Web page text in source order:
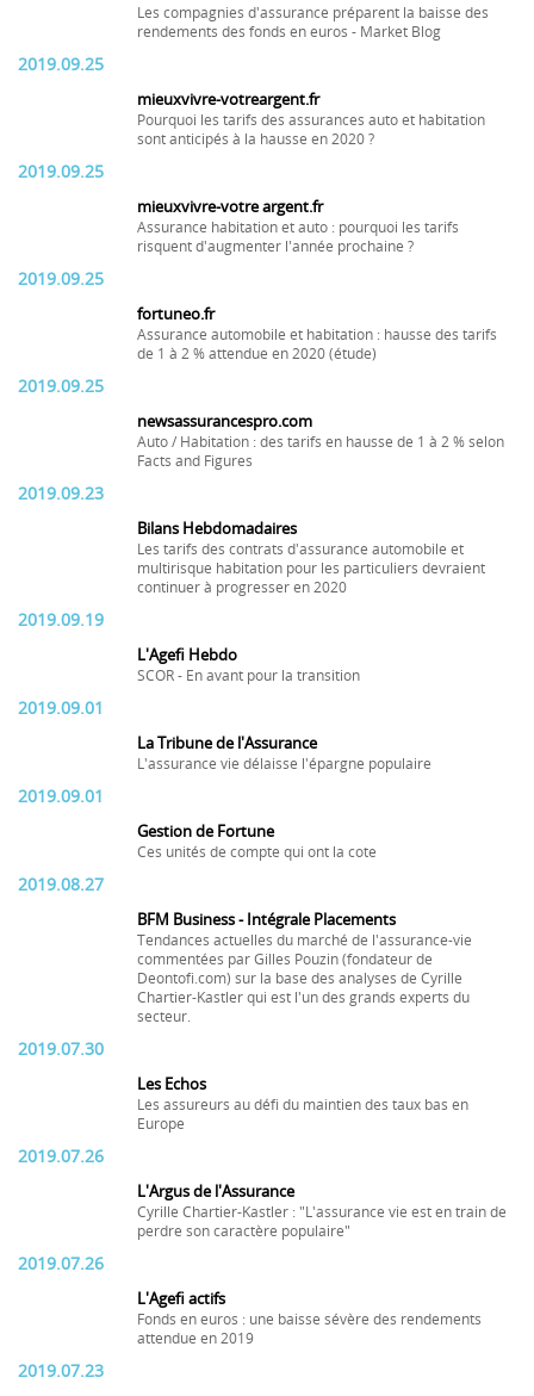
Les compagnies d'assurance préparent la baisse des
rendements des fonds en euros - Market Blog
2019.09.25
mieuxvivre-votreargent.fr
Pourquoi les tarifs des assurances auto et habitation
sont anticipés à la hausse en 2020 ?
2019.09.25
mieuxvivre-votre argent.fr
Assurance habitation et auto : pourquoi les tarifs
risquent d'augmenter l'année prochaine ?
2019.09.25
fortuneo.fr
Assurance automobile et habitation : hausse des tarifs
de 1 à 2 % attendue en 2020 (étude)
2019.09.25
newsassurancespro.com
Auto / Habitation : des tarifs en hausse de 1 à 2 % selon
Facts and Figures
2019.09.23
Bilans Hebdomadaires
Les tarifs des contrats d'assurance automobile et
multirisque habitation pour les particuliers devraient
continuer à progresser en 2020
2019.09.19
L'Agefi Hebdo
SCOR - En avant pour la transition
2019.09.01
La Tribune de l'Assurance
L'assurance vie délaisse l'épargne populaire
2019.09.01
Gestion de Fortune
Ces unités de compte qui ont la cote
2019.08.27
BFM Business - Intégrale Placements
Tendances actuelles du marché de l'assurance-vie
commentées par Gilles Pouzin (fondateur de
Deontofi.com) sur la base des analyses de Cyrille
Chartier-Kastler qui est l'un des grands experts du
secteur.
2019.07.30
Les Echos
Les assureurs au défi du maintien des taux bas en
Europe
2019.07.26
L'Argus de l'Assurance
Cyrille Chartier-Kastler : "L'assurance vie est en train de
perdre son caractère populaire"
2019.07.26
L'Agefi actifs
Fonds en euros : une baisse sévère des rendements
attendue en 2019
2019.07.23